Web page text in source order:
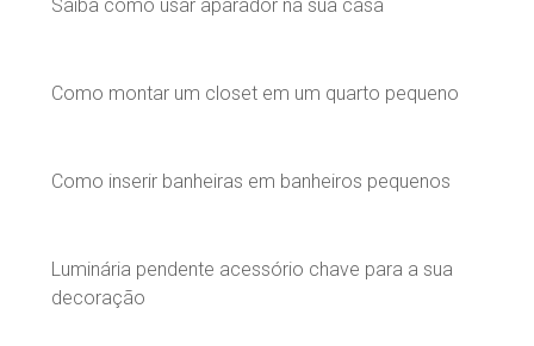
Saiba como usar aparador na sua casa
Como montar um closet em um quarto pequeno
Como inserir banheiras em banheiros pequenos
Luminária pendente acessório chave para a sua
decoração